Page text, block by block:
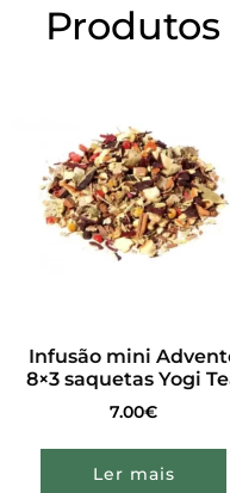
Infusão mini
8×3 saquetas Yogi
7.00€
Ler mais